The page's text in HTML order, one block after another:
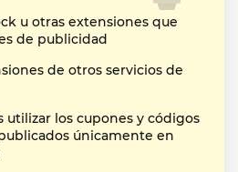
u otras extensiones que
de publicidad
de otros servicios de
utilizar los cupones y códigos
únicamente en